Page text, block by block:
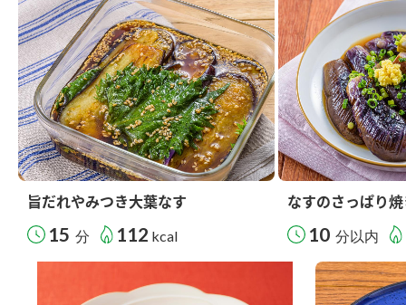
旨だれやみつき大葉なす
15 分 112 kcal
なすのさっぱり
10 分以内